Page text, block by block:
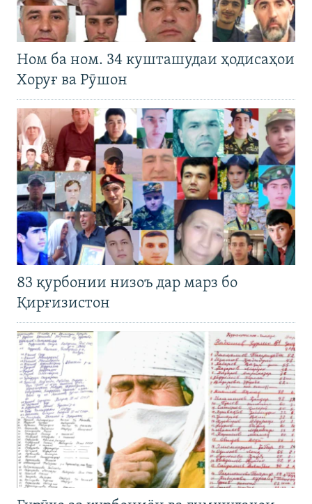
Ном ба ном. 34 кушташудаи ҳодисаҳои
Хоруғ ва Рӯшон
83 қурбонии низоъ дар марз бо
Қирғизистон